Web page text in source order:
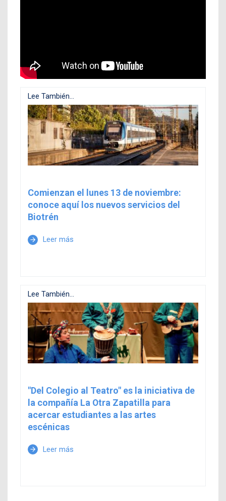
Lee También...
Comienzan el lunes 13 de noviembre:
conoce aquí los nuevos servicios del
Biotrén
arrow_forward Leer más
Lee También...
"Del Colegio al Teatro" es la iniciativa de
la compañía La Otra Zapatilla para
acercar estudiantes a las artes
escénicas
arrow_forward Leer más